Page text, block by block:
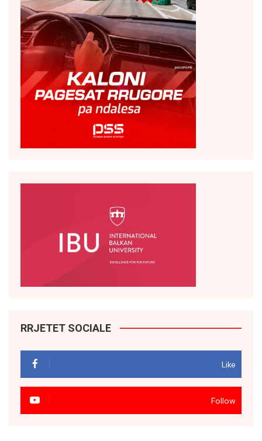
RRJETET SOCIALE
Like
Follow